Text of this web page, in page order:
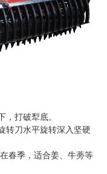
打破犁底。
转刀水平旋转深入坚硬
春季，适合姜、牛蒡等